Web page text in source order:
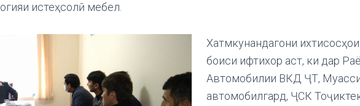
истеҳсолӣ мебел.
Хатмкунандагони
боиси ифтихор аст, ки дар
Автомобилии ВКД ҶТ,
автомобилгард, ҶСК